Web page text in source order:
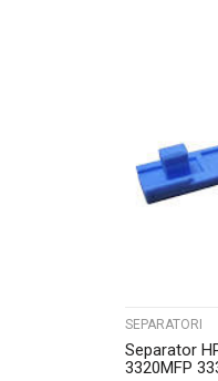
SEPARATORI
Separator
3320MFP